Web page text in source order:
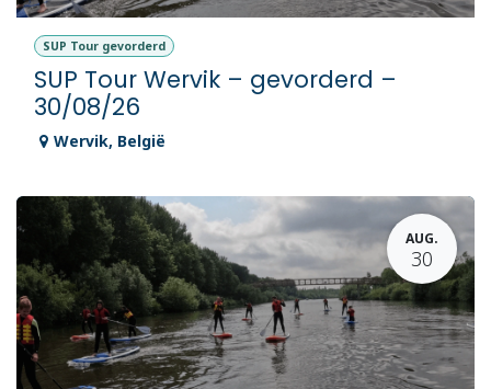
SUP Tour gevorderd
SUP Tour Wervik – gevorderd –
30/08/26
Wervik, België
AUG.
30